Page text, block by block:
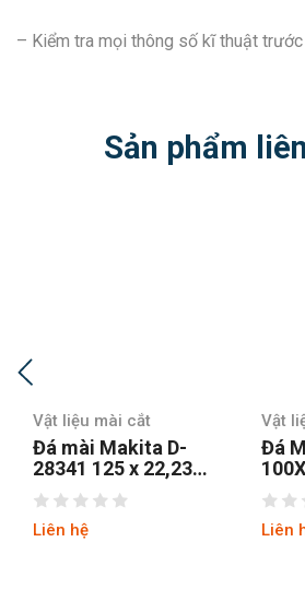
– Kiểm tra mọi thông số kĩ thuật
Sản phẩm
Vật liệu mài cắt
Đá mài Makita D-
28341 125 x 22,23
mm
Liên hệ
Vật
Đá
Liên